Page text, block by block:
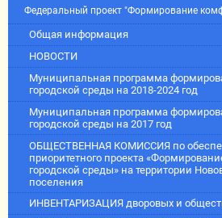
Федеральный проект "Формирование
Общая информация
НОВОСТИ
Муниципальная программа
городской среды на 2018-2024 год
Муниципальная программа
городской среды на 2017 год
ОБЩЕСТВЕННАЯ КОМИССИЯ по
приоритетного проекта
городской среды» на территории
поселения
ИНВЕНТАРИЗАЦИЯ дворовых и